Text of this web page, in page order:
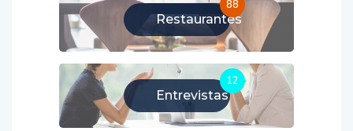
Restaurantes
88
Entrevistas
12